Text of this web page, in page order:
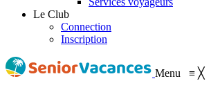
Le Club
Connection
Inscription
Menu ≡ ╳